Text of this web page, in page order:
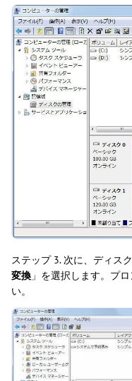
ステップ 3. 次に、ディス
変換 」を選択します。プ
い。